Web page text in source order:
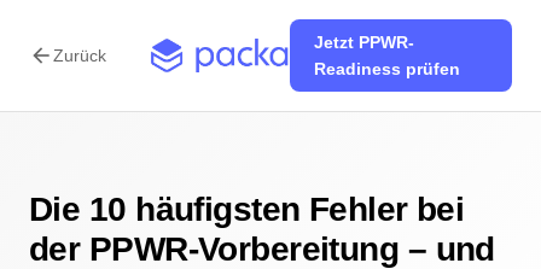
arrow_backZurück
Jetzt PPWR-
Readiness prüfen
Die 10 häufigsten Fehler bei
der PPWR-Vorbereitung – und